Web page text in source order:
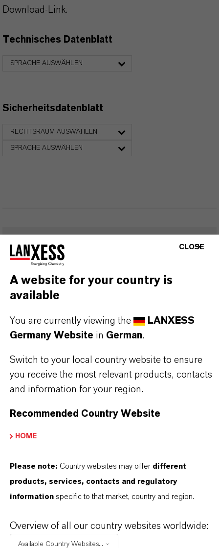
Download-Link.
Technisches Datenblatt
SPRACHE AUSWÄHLEN
Sicherheitsdatenblatt
RECHTSRAUM AUSWÄHLEN
SPRACHE AUSWÄHLEN
FAQ FÜR ALLE EISENOXID-
PRODUKTE
SYNTHETISCHE EISENOXIDE VON
IN WELCHEN FARBEN SIND
WIE WERDEN EISENOXIDE VON
LANXESS HERGESTELLT?
EISENOXIDEN BIETET LANXESS
CLOSE
A website for your country is
available
You are currently viewing the
LANXESS
Germany Website in German.
Switch to your local country website to ensure
you receive the most relevant products, contacts
and information for your region.
Recommended Country Website
HOME
Please note: Country websites may offer different
products, services, contacts and regulatory
information specific to that market, country and region.
Overview of all our country websites worldwide:
Available Country Websites...